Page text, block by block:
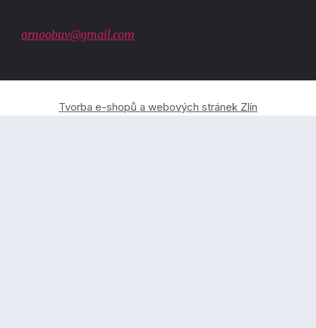
arnoobuv@gmail.com
Tvorba e-shopů a webových stránek Zlín